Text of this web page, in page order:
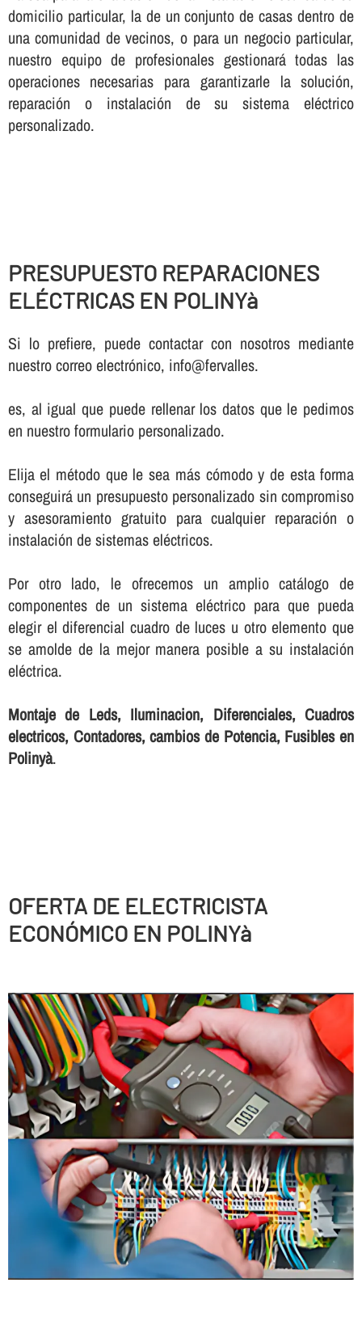
domicilio particular, la de un conjunto de casas dentro de
una comunidad de vecinos, o para un negocio particular,
nuestro equipo de profesionales gestionará todas las
operaciones necesarias para garantizarle la solución,
reparación o instalación de su sistema eléctrico
personalizado.
PRESUPUESTO REPARACIONES
ELÉCTRICAS EN POLINYà
Si lo prefiere, puede contactar con nosotros mediante
nuestro correo electrónico, info@fervalles.
es, al igual que puede rellenar los datos que le pedimos
en nuestro formulario personalizado.
Elija el método que le sea más cómodo y de esta forma
conseguirá un presupuesto personalizado sin compromiso
y asesoramiento gratuito para cualquier reparación o
instalación de sistemas eléctricos.
Por otro lado, le ofrecemos un amplio catálogo de
componentes de un sistema eléctrico para que pueda
elegir el diferencial cuadro de luces u otro elemento que
se amolde de la mejor manera posible a su instalación
eléctrica.
Montaje de Leds, Iluminacion, Diferenciales, Cuadros
electricos, Contadores, cambios de Potencia, Fusibles en
Polinyà.
OFERTA DE ELECTRICISTA
ECONÓMICO EN POLINYà